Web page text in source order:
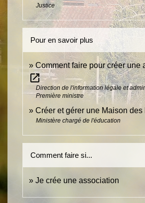
Justice
Pour en savoir plus
Comment faire pour créer une
open_in_new
Direction de l'information légale et
Première ministre
Créer et gérer une Maison des
Ministère chargé de l'éducation
Comment faire si...
Je crée une association